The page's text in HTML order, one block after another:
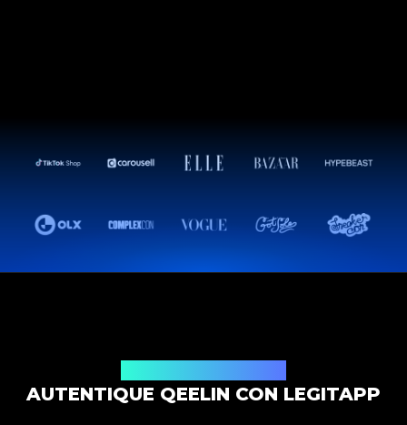
AUTENTIQUE QEELIN CON LEGITAPP